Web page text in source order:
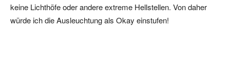
keine Lichthöfe oder andere extreme Hellstellen. Von daher
würde ich die Ausleuchtung als Okay einstufen!